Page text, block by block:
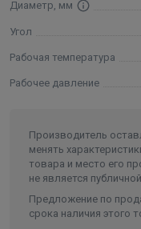
кольца из EPDM на
приобретаются
Varmega Inox Press
хлора (бассейны с
паспорте.
-
нержавеющей стали
соединители)
стали, для
Диаметр, мм
Угол
Рабочая температура
Рабочее давление
Производитель
менять
товара и место его
не является
Предложение по
срока наличия этого